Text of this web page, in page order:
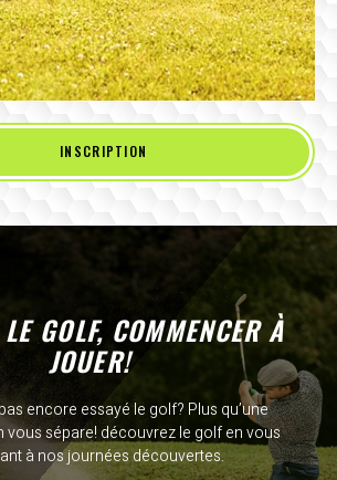
INSCRIPTION
GOLF, COMMENCER À
JOUER!
encore essayé le golf? Plus qu’une
vous sépare! découvrez le golf en vous
à nos journées découvertes.